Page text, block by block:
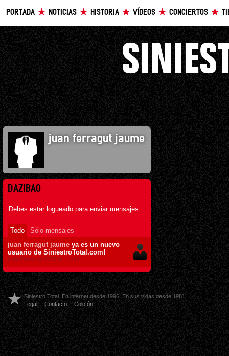
PORTADA NOTICIAS HISTORIA VÍDEOS CONCIERTOS
juan ferragut jaume
DAZIBAO
Debes estar logueado para enviar mensajes...
Todo
Sólo mensajes
juan ferragut jaume ya es un nuevo
usuario de SiniestroTotal.com!
6 de Enero de 2023 ás 12:38
Siniestro Total. En internet desde 1996. En sus vidas desde 1981.
Legal | Contacto | Colofón